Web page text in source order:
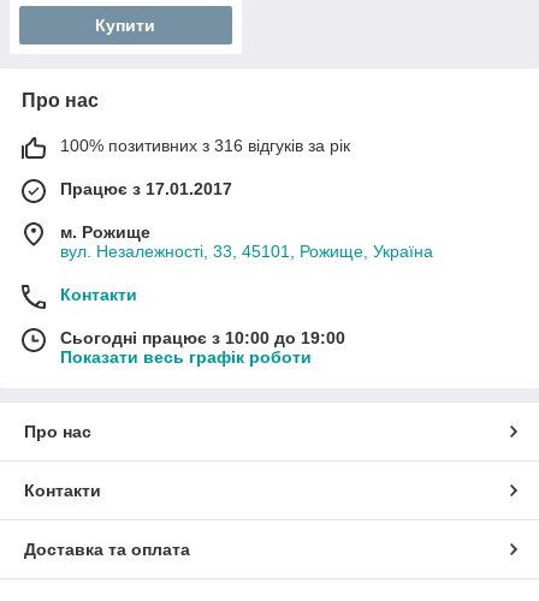
Купити
Про нас
100% позитивних з 316 відгуків за рік
Працює з 17.01.2017
м. Рожище
вул. Незалежності, 33, 45101, Рожище, Україна
Контакти
Сьогодні працює з 10:00 до 19:00
Показати весь графік роботи
Про нас
Контакти
Доставка та оплата